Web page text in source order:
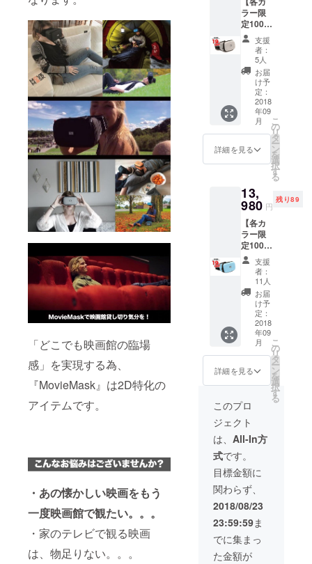
「どこでも映画館の臨場
感」を実現する為、
『MovieMask』は2D特化の
アイテムです。
・あの懐かしい映画をもう
一度映画館で観たい。。。
・家のテレビで観る映画
は、物足りない。。。
・9月下
旬のお
届け予
定で
す。
ラー限
定100個
特別価
格】
MovieM
ask
Premiu
m グ
レー × 1
個 ・一
般販売
予定価
格
17,258
円（税
19％OF
F ・送
料込み
・9月下
旬のお
届け予
定で
す。
支援
者：
5人
お届
け予
定：
2018
年09
月
詳細を見る
こ
の
リ
タ
ー
ン
を
選
択
す
る
13,
980 円
残り89
【各カ
ラー限
定100個
特別価
格】
MovieM
ask
Premiu
mブ
ルー × 1
個 ・一
般販売
予定価
格
17,258
円（税
込）の
19％OF
F ・送
料込み
・9月下
旬のお
届け予
定で
す。
支援
者：
11人
お届
け予
定：
2018
年09
月
詳細を見る
こ
の
リ
タ
ー
ン
を
選
択
す
る
このプロ
ジェクト
は、 All-In方
式です。
目標金額に
関わらず、
2018/08/23
23:59:59ま
でに集まっ
た金額が